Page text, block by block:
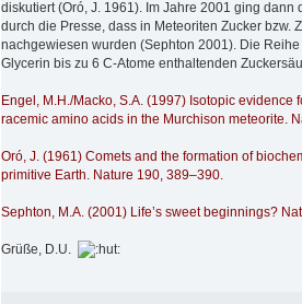
diskutiert (Oró, J. 1961). Im Jahre 2001 ging dann
durch die Presse, dass in Meteoriten Zucker bzw.
nachgewiesen wurden (Sephton 2001). Die
Glycerin bis zu 6 C-Atome enthaltenden
Engel, M.H./Macko, S.A. (1997) Isotopic evidence
racemic amino acids in the Murchison meteorite.
Oró, J. (1961) Comets and the formation of
primitive Earth. Nature 190, 389–390.
Sephton, M.A. (2001) Life’s sweet beginnings?
Grüße, D.U.